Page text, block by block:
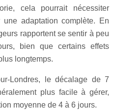
cela pourrait nécessiter
adaptation complète. En
rapportent se sentir à peu
bien que certains effets
longtemps.
Londres, le décalage de 7
plus facile à gérer,
moyenne de 4 à 6 jours.